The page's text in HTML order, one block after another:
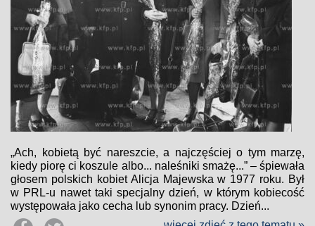
„Ach, kobietą być nareszcie, a najczęściej o tym marzę,
kiedy piorę ci koszule albo... naleśniki smażę...” – śpiewała
głosem polskich kobiet Alicja Majewska w 1977 roku. Był
w PRL-u nawet taki specjalny dzień, w którym kobiecość
występowała jako cecha lub synonim pracy. Dzień...